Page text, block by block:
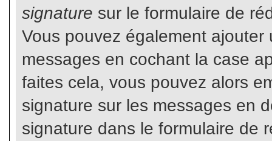
signature sur le formulaire de
Vous pouvez également
messages en cochant la case
faites cela, vous pouvez alors
signature sur les messages en
signature dans le formulaire de